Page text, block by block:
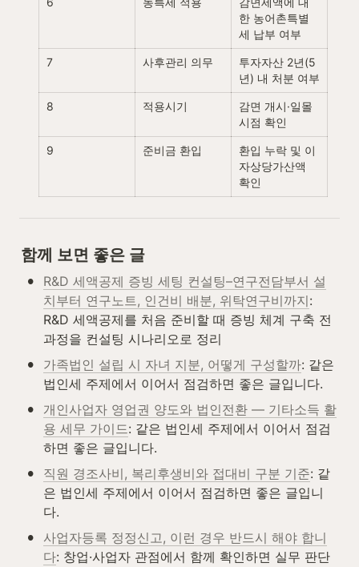
한 농어촌특별
세 납부 여부
7 사후관리 의무
투자자산 2년(5
년) 내 처분 여부
8 적용시기
감면 개시·일몰
시점 확인
9 준비금 환입
환입 누락 및 이
자상당가산액
확인
함께 보면 좋은 글
•
R&D 세액공제 증빙 세팅 컨설팅–연구전담부서 설
치부터 연구노트, 인건비 배분, 위탁연구비까지:
R&D 세액공제를 처음 준비할 때 증빙 체계 구축 전
과정을 컨설팅 시나리오로 정리
• 가족법인 설립 시 자녀 지분, 어떻게 구성할까: 같은
법인세 주제에서 이어서 점검하면 좋은 글입니다.
•
개인사업자 영업권 양도와 법인전환 — 기타소득 활
용 세무 가이드: 같은 법인세 주제에서 이어서 점검
하면 좋은 글입니다.
• 직원 경조사비, 복리후생비와 접대비 구분 기준: 같
은 법인세 주제에서 이어서 점검하면 좋은 글입니
다.
•
사업자등록 정정신고, 이런 경우 반드시 해야 합니
다: 창업·사업자 관점에서 함께 확인하면 실무 판단